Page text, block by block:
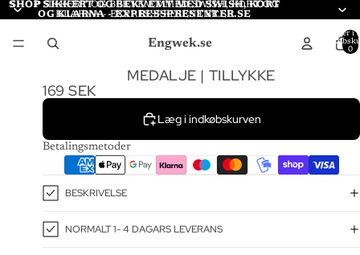
SHOP SIKKERT OG BEKVEMT MED SWISH, KORT
OG KLARNA - EXPRESSPRESENTER.SE
SHOP SIKKERT OG BEKVEMT MED SWISH, KORT OG
KLARNA - EXPRESSPRESENTER.SE
Engwek.se
Varer i
0
MEDALJE | TILLYKKE
169 SEK
Læg i indkøbskurven
Betalingsmetoder
BESKRIVELSE
NORMALT 1- 4 DAGARS LEVERANS